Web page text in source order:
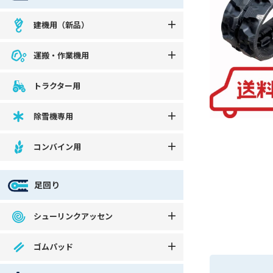
建機用（新品）
運搬・作業機用
トラクター用
除雪機専用
コンバイン用
足回り
シューリンクアッセン
ゴムパッド